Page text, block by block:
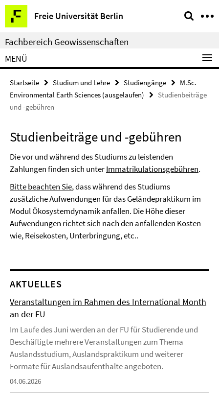
Springe
direkt
zu
Inhalt
Freie Universität Berlin
Service-
Navigation
Fachbereich Geowissenschaften
MENÜ
Startseite Studium und Lehre Studiengänge
M.Sc.
Environmental Earth Sciences (ausgelaufen)
Studienbeiträge
und -gebühren
Studienbeiträge und -gebühren
Die vor und während des Studiums zu leistenden
Zahlungen finden sich unterImmatrikulationsgebühren.
Bitte beachten Sie, dass während des Studiums
zusätzliche Aufwendungen für das Geländepraktikum im
Modul Ökosystemdynamik anfallen. Die Höhe dieser
Aufwendungen richtet sich nach den anfallenden Kosten
wie, Reisekosten, Unterbringung, etc..
AKTUELLES
Veranstaltungen im Rahmen des International Month
an der FU
Im Laufe des Juni werden an der FU für Studierende und
Beschäftigte mehrere Veranstaltungen zum Thema
Auslandsstudium, Auslandspraktikum und weiterer
Formate für Auslandsaufenthalte angeboten.
04.06.2026